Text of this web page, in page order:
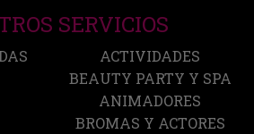
SERVICIOS
ACTIVIDADES
BEAUTY PARTY Y SPA
ANIMADORES
BROMAS Y ACTORES